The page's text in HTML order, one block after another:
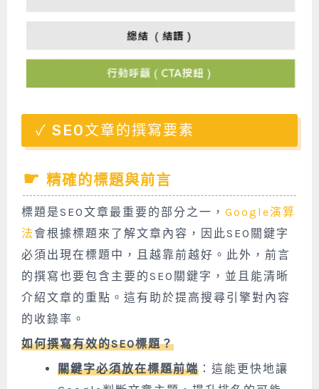
SEO文章的撰寫要素
精確的標題與前言
標題是SEO文章最重要的部分之一， Google演算
法 會根據標題來了解文章內容，因此SEO關鍵字
必須出現在標題中，且越靠前越好。此外，前言
的撰寫也要包含主要的SEO關鍵字，並且能清晰
介紹文章的重點。這有助於提高搜尋引擎對內容
的收錄率。
如何撰寫有效的SEO標題？
關鍵字必須放在標題前端 ：這能更快地讓